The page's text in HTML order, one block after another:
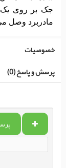
جک بر روی یک
مادربرد وصل
خصوصیات
پرسش و پاسخ (0)